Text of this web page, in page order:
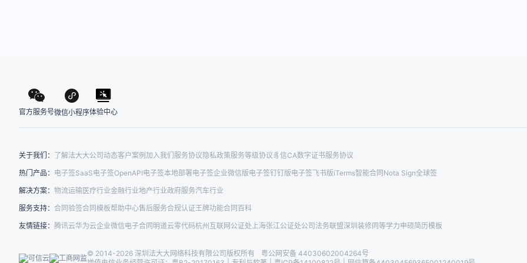
官方服务号微信小程序体验中心
关于我们： 了解法大大公司动态客户案例 加入我们 服务协议 隐私政策 服务等级协议 豸信CA数字证书服务协议
热门产品： 电子签SaaS电子签OpenAPI电子签本地部署电子签企业微信版电子签钉钉版电子签飞书版iTerms智能合同 Nota Sign全球签
解决方案： 物流运输医疗行业金融行业地产行业政府服务汽车行业
服务支持： 合同验签合同模板帮助中心售后服务合规认证王牌功能合同百科
友情链接： 腾讯云华为云企业微信电子合同 明道云零代码杭州互联网公证处 上海张江公证处公司法务联盟深圳装修同等学力申硕简历模板
© 2014-2026 深圳法大大网络科技有限公司版权所有
粤公网安备 44030602004264号